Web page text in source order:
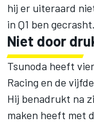
hij er uiteraard
in Q1 ben
Niet door
Tsunoda heeft
Racing en de
Hij benadrukt na
maken heeft met